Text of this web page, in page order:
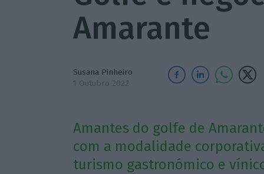
Amarante
Susana Pinheiro
1 Outubro 2022
Amantes do golfe de
com a modalidade
turismo gastronómico e